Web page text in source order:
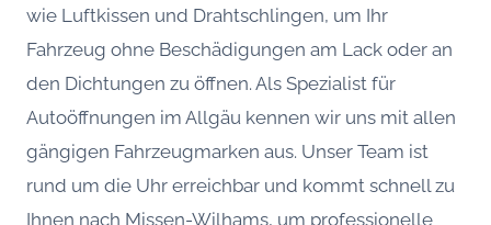
wie Luftkissen und Drahtschlingen, um Ihr
Fahrzeug ohne Beschädigungen am Lack oder an
den Dichtungen zu öffnen. Als Spezialist für
Autoöffnungen im Allgäu kennen wir uns mit allen
gängigen Fahrzeugmarken aus. Unser Team ist
rund um die Uhr erreichbar und kommt schnell zu
Ihnen nach Missen-Wilhams, um professionelle